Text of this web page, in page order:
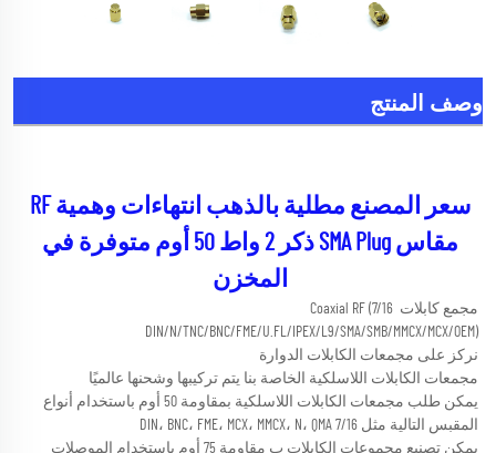
وصف المنتج
المخزن
مجمع كابلات Coaxial RF (7/16
DIN/N/TNC/BNC/FME/U.FL/IPEX/L9/SMA/SMB/MMCX/MCX/OEM)
نركز على مجمعات الكابلات الدوارة
مجمعات الكابلات اللاسلكية الخاصة بنا يتم تركيبها وشحنها عالميًا
المقبس التالية مثل 7/16 DIN، BNC، FME، MCX، MMCX، N، QMA